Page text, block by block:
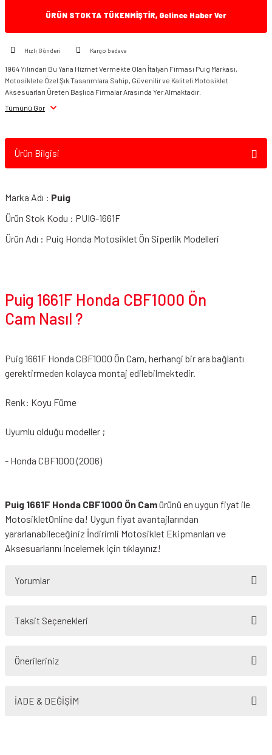
ÜRÜN STOKTA TÜKENMİŞTİR, Gelince Haber Ver
Hızlı Gönderi Kargo bedava
1964 Yılından Bu Yana Hizmet Vermekte Olan İtalyan Firması Puig Markası,
Motosiklete Özel Şık Tasarımlara Sahip, Güvenilir ve Kaliteli Motosiklet
Aksesuarları Üreten Başlıca Firmalar Arasında Yer Almaktadır.
Tümünü Gör
Ürün Bilgisi
Marka Adı : Puig
Ürün Stok Kodu : PUIG-1661F
Ürün Adı : Puig Honda Motosiklet Ön Siperlik Modelleri
Puig 1661F Honda CBF1000 Ön
Cam Nasıl ?
Puig 1661F Honda CBF1000 Ön Cam, herhangi bir ara bağlantı
gerektirmeden kolayca montaj edilebilmektedir.
Renk: Koyu Füme
Uyumlu olduğu modeller ;
- Honda CBF1000 (2006)
Puig 1661F Honda CBF1000 Ön Camürünü en uygun fiyat ile
MotosikletOnline da! Uygun fiyat avantajlarından
yararlanabileceğiniz İndirimli Motosiklet Ekipmanları ve
Aksesuarlarını incelemek için tıklayınız!
Yorumlar
Taksit Seçenekleri
Önerileriniz
yetersiz gördüğünüz noktaları öneri formunu kullanarak tarafımıza
İADE & DEĞİŞİM